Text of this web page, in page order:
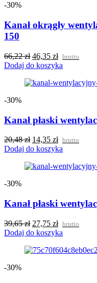
-30%
Kanał okrągły
150
66,22zł 46,35 zł brutto
Dodaj do koszyka
-30%
Kanał płaski
20,48zł 14,35 zł brutto
Dodaj do koszyka
-30%
Kanał płaski
39,65zł 27,75 zł brutto
Dodaj do koszyka
-30%